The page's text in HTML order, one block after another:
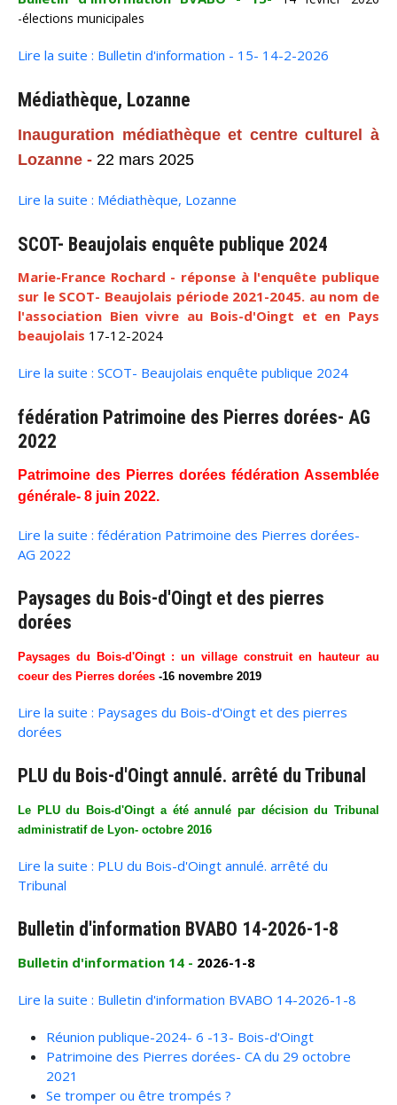
-élections municipales
Lire la suite : Bulletin d'information - 15- 14-2-2026
Médiathèque, Lozanne
Inauguration médiathèque et centre culturel à
Lozanne - 22 mars 2025
Lire la suite : Médiathèque, Lozanne
SCOT- Beaujolais enquête publique 2024
Marie-France Rochard - réponse à l'enquête publique
sur le SCOT- Beaujolais période 2021-2045. au nom de
l'association Bien vivre au Bois-d'Oingt et en Pays
beaujolais 17-12-2024
Lire la suite : SCOT- Beaujolais enquête publique 2024
fédération Patrimoine des Pierres dorées- AG
2022
Patrimoine des Pierres dorées fédération Assemblée
générale- 8 juin 2022.
Lire la suite : fédération Patrimoine des Pierres dorées-
AG 2022
Paysages du Bois-d'Oingt et des pierres
dorées
Paysages du Bois-d'Oingt : un village construit en hauteur au
coeur des Pierres dorées -16 novembre 2019
Lire la suite : Paysages du Bois-d'Oingt et des pierres
dorées
PLU du Bois-d'Oingt annulé. arrêté du Tribunal
Le PLU du Bois-d'Oingt a été annulé par décision du Tribunal
administratif de Lyon- octobre 2016
Lire la suite : PLU du Bois-d'Oingt annulé. arrêté du
Tribunal
Bulletin d'information BVABO 14-2026-1-8
Bulletin d'information 14 - 2026-1-8
Lire la suite : Bulletin d'information BVABO 14-2026-1-8
Réunion publique-2024- 6 -13- Bois-d'Oingt
Patrimoine des Pierres dorées- CA du 29 octobre
2021
Se tromper ou être trompés ?